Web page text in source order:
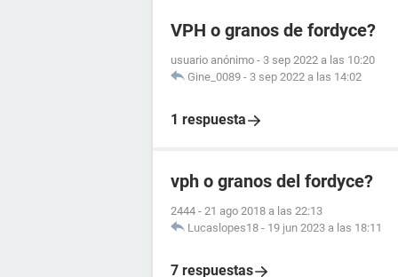
VPH o granos de fordyce?
usuario anónimo - 3 sep 2022 a las 10:20
Gine_0089 - 3 sep 2022 a las 14:02
1 respuesta
vph o granos del fordyce?
2444 - 21 ago 2018 a las 22:13
Lucaslopes18 - 19 jun 2023 a las 18:11
7 respuestas